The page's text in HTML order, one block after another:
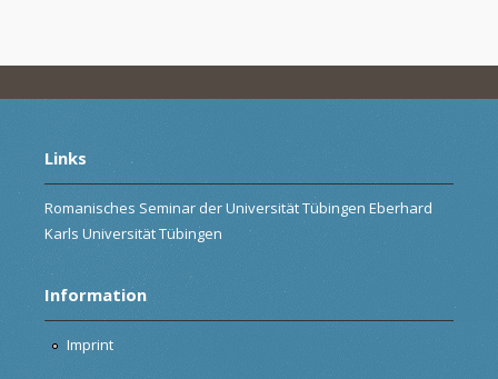
Links
Romanisches Seminar der Universität Tübingen Eberhard
Karls Universität Tübingen
Information
Imprint